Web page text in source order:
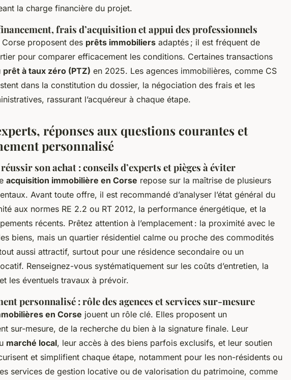
la charge financière du projet.
frais d’acquisition et appui des professionnels
Corse proposent des prêts immobiliers adaptés ; il est fréquent de
pour comparer efficacement les conditions. Certaines transactions
prêt à taux zéro (PTZ) en 2025. Les agences immobilières, comme CS
dans la constitution du dossier, la négociation des frais et les
rassurant l’acquéreur à chaque étape.
réponses aux questions courantes et
personnalisé
son achat : conseils d’experts et pièges à éviter
acquisition immobilière en Corse repose sur la maîtrise de plusieurs
Avant toute offre, il est recommandé d’analyser l’état général du
aux normes RE 2.2 ou RT 2012, la performance énergétique, et la
récents. Prêtez attention à l’emplacement : la proximité avec le
biens, mais un quartier résidentiel calme ou proche des commodités
aussi attractif, surtout pour une résidence secondaire ou un
Renseignez-vous systématiquement sur les coûts d’entretien, la
les éventuels travaux à prévoir.
personnalisé : rôle des agences et services sur-mesure
en Corse jouent un rôle clé. Elles proposent un
sur-mesure, de la recherche du bien à la signature finale. Leur
marché local, leur accès à des biens parfois exclusifs, et leur soutien
et simplifient chaque étape, notamment pour les non-résidents ou
services de gestion locative ou de valorisation du patrimoine, comme